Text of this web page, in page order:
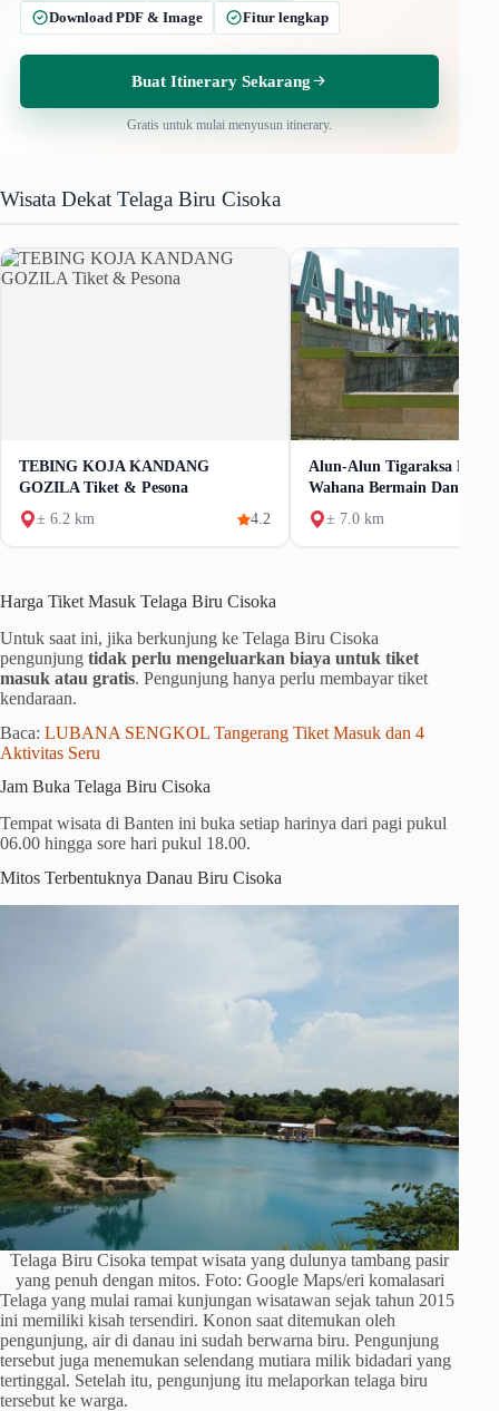
Download PDF & Image
Fitur lengkap
Buat Itinerary Sekarang
Gratis untuk mulai menyusun itinerary.
Wisata Dekat Telaga Biru Cisoka
TEBING KOJA KANDANG
GOZILA Tiket & Pesona
± 6.2 km
4.2
Alun-Alun Tigaraksa Daya
Wahana Bermain Dan
± 7.0 km
Harga Tiket Masuk Telaga Biru Cisoka
Untuk saat ini, jika berkunjung ke Telaga Biru Cisoka
pengunjung tidak perlu mengeluarkan biaya untuk tiket
masuk atau gratis. Pengunjung hanya perlu membayar tiket
kendaraan.
Baca: LUBANA SENGKOL Tangerang Tiket Masuk dan 4
Aktivitas Seru
Jam Buka Telaga Biru Cisoka
Tempat wisata di Banten ini buka setiap harinya dari pagi pukul
06.00 hingga sore hari pukul 18.00.
Mitos Terbentuknya Danau Biru Cisoka
Telaga Biru Cisoka tempat wisata yang dulunya tambang pasir
yang penuh dengan mitos. Foto: Google Maps/eri komalasari
Telaga yang mulai ramai kunjungan wisatawan sejak tahun 2015
ini memiliki kisah tersendiri. Konon saat ditemukan oleh
pengunjung, air di danau ini sudah berwarna biru. Pengunjung
tersebut juga menemukan selendang mutiara milik bidadari yang
tertinggal. Setelah itu, pengunjung itu melaporkan telaga biru
tersebut ke warga.